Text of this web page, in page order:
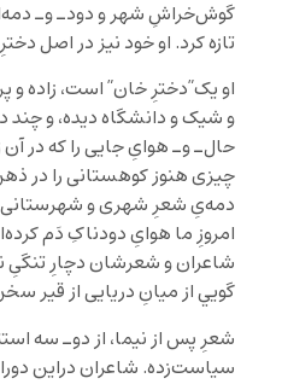
گوش‌خراشِ شهر و دودـ ‌و‌‌ـ
تازه کرد. او خود نيز در اصل
او يک”دخترِ خان” است، زاده و
و شيک و دانشگاه‌ ديده، و
حال‌ـ ‌و‌ـ‌ هوایِ جايی را که در
چيزی هنوز کوهستانی را در
‌دمه‌یِ شعرِ شهری و شهرستانی
امروزِ ما هوایِ دودناکِ دَم
شاعران و شعرشان دچارِ تنگیِ
گويي از ميانِ دريايی از قير
شعرِ پس از نيما، از دو‌ـ ‌سه
سياست‌زده. شاعران دراين